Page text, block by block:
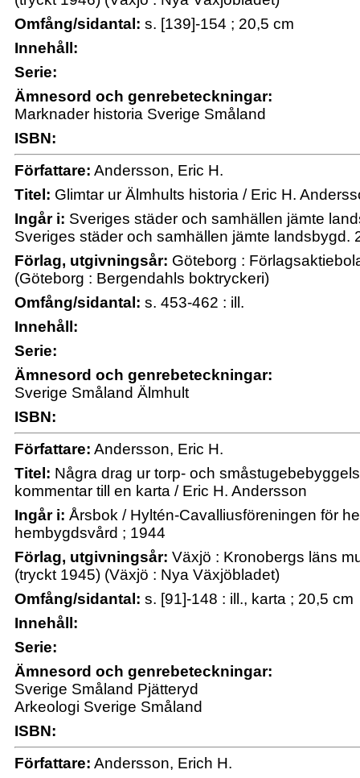
Omfång/sidantal: s. [139]-154 ; 20,5 cm
Innehåll:
Serie:
Ämnesord och genrebeteckningar:
Marknader historia Sverige Småland
ISBN:
Författare: Andersson, Eric H.
Titel: Glimtar ur Älmhults historia / Eric H.
Ingår i: Sveriges städer och samhällen jämte
Sveriges städer och samhällen jämte landsbygd.
Förlag, utgivningsår: Göteborg :
(Göteborg : Bergendahls boktryckeri)
Omfång/sidantal: s. 453-462 : ill.
Innehåll:
Serie:
Ämnesord och genrebeteckningar:
Sverige Småland Älmhult
ISBN:
Författare: Andersson, Eric H.
Titel: Några drag ur torp- och
kommentar till en karta / Eric H. Andersson
Ingår i: Årsbok / Hyltén-Cavalliusföreningen för
hembygdsvård ; 1944
Förlag, utgivningsår: Växjö : Kronobergs läns
(tryckt 1945) (Växjö : Nya Växjöbladet)
Omfång/sidantal: s. [91]-148 : ill., karta ; 20,5 cm
Innehåll:
Serie:
Ämnesord och genrebeteckningar:
Sverige Småland Pjätteryd
Arkeologi Sverige Småland
ISBN:
Författare: Andersson, Erich H.